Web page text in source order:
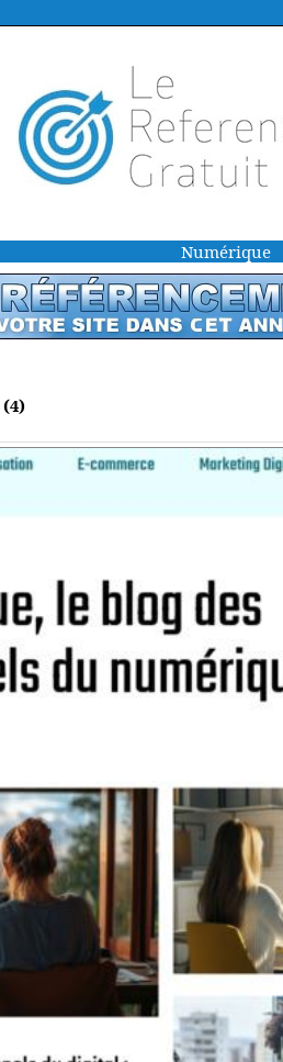
Numérique
(4)